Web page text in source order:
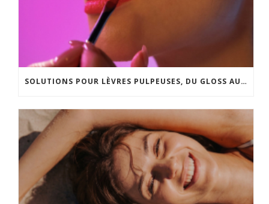
SOLUTIONS POUR LÈVRES PULPEUSES, DU GLOSS AU LIP LIFT